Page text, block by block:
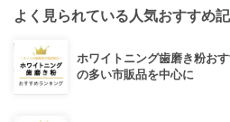
よく見られている人気おすすめ
ホワイトニング歯磨き粉お
の多い市販品を中心に